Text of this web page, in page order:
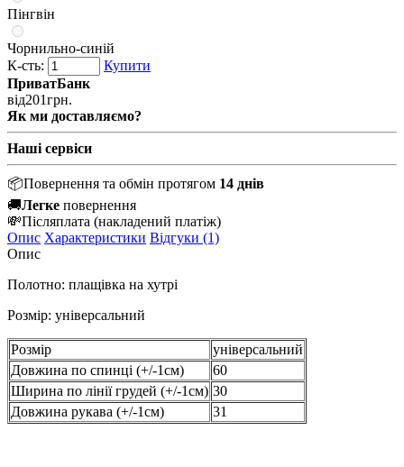
Пінгвін
Чорнильно-синій
К-сть:
Купити
ПриватБанк
від201грн.
Як ми доставляємо?
Наші сервіси
📦Повернення та обмін протягом 14 днів
🚚Легке повернення
💸Післяплата (накладений платіж)
Опис Характеристики Відгуки (1)
Опис
Полотно: плащівка на хутрі
Розмір: універсальний
Розмір
універсальний
Довжина по спинці (+/-1см)
60
Ширина по лінії грудей (+/-1см) 30
Довжина рукава (+/-1см)
31